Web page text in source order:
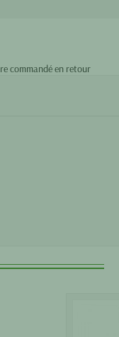
commandé en retour